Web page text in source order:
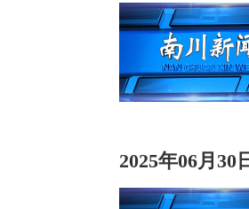
2025年06月30